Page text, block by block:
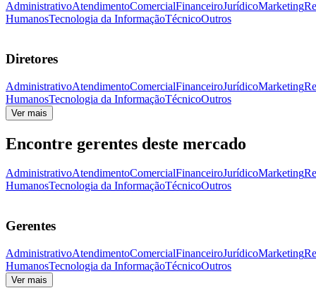
AdministrativoAtendimentoComercialFinanceiroJurídicoMarketing
HumanosTecnologia da InformaçãoTécnicoOutros
Diretores
AdministrativoAtendimentoComercialFinanceiroJurídicoMarketing
HumanosTecnologia da InformaçãoTécnicoOutros
Ver mais
Encontre gerentes deste mercado
AdministrativoAtendimentoComercialFinanceiroJurídicoMarketing
HumanosTecnologia da InformaçãoTécnicoOutros
Gerentes
AdministrativoAtendimentoComercialFinanceiroJurídicoMarketing
HumanosTecnologia da InformaçãoTécnicoOutros
Ver mais